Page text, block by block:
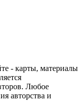
- карты, материалы
Любое
авторства и